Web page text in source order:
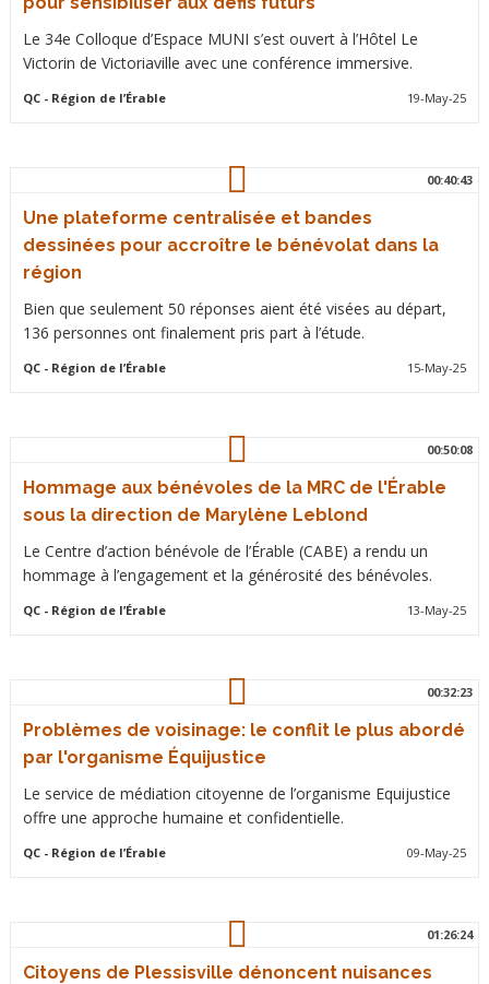
Le 34e Colloque d’Espace MUNI s’est ouvert à l’Hôtel Le
Victorin de Victoriaville avec une conférence immersive.
QC- Région de l’Érable 19-May-25
00:40:43
Une plateforme centralisée et bandes
dessinées pour accroître le bénévolat dans la
région
Bien que seulement 50 réponses aient été visées au départ,
136 personnes ont finalement pris part à l’étude.
QC- Région de l’Érable 15-May-25
00:50:08
Hommage aux bénévoles de la MRC de l'Érable
sous la direction de Marylène Leblond
Le Centre d’action bénévole de l’Érable (CABE) a rendu un
hommage à l’engagement et la générosité des bénévoles.
QC- Région de l’Érable 13-May-25
00:32:23
Problèmes de voisinage: le conflit le plus abordé
par l'organisme Équijustice
Le service de médiation citoyenne de l’organisme Equijustice
offre une approche humaine et confidentielle.
QC- Région de l’Érable 09-May-25
01:26:24
Citoyens de Plessisville dénoncent nuisances